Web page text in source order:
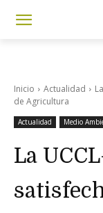
Inicio Actualidad
de Agricultura
Actualidad Medio
La